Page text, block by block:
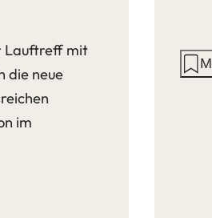
Lauftreff mit
die neue
im